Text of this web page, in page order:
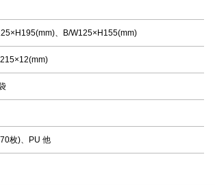
、B/W125×H155(mm)
枚)、PU 他